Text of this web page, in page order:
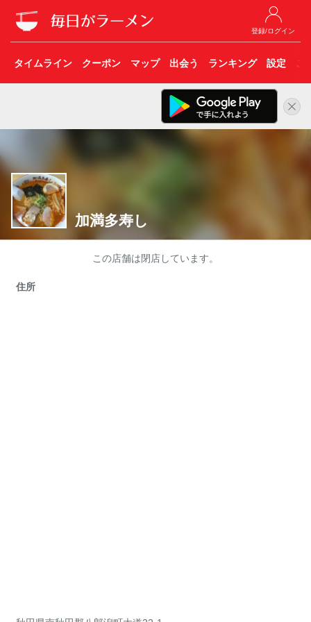
登録/ログイン
タイムライン クーポン マップ 出会う ランキング 設定 こ
加満多寿し
この店舗は閉店しています。
住所